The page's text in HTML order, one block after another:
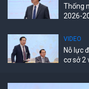
Thống
2026-
VIDEO
Nỗ lực
cơ sở 2